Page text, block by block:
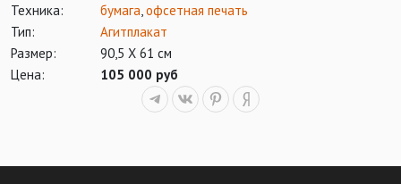
Техника:
бумага,офсетная печать
Тип:
Агитплакат
Размер:
90,5 Х 61 см
Цена:
105 000 руб